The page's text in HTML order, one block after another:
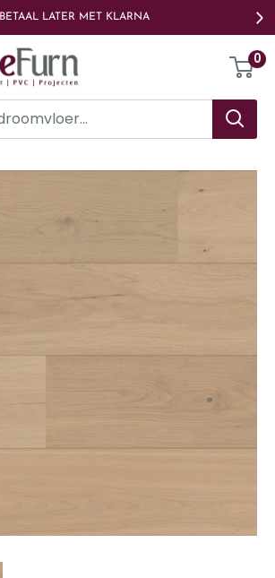
BETAAL LATER MET KLARNA
0